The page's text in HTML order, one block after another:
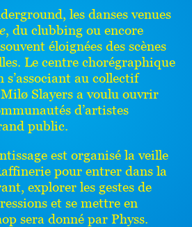
les danses venues
, du clubbing ou encore
éloignées des scènes
Le centre chorégraphique
s’associant au collectif
Slayers a voulu ouvrir
d’artistes
public.
est organisé la veille
pour entrer dans la
explorer les gestes de
et se mettre en
sera donné par Physs.